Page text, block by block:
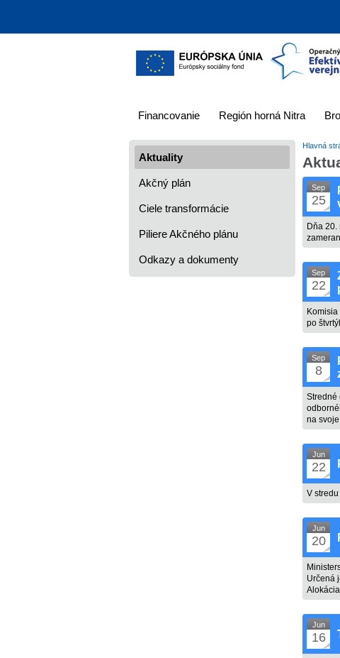
Financovanie Región horná Nitra
Aktuality
Akčný plán
Ciele transformácie
Piliere Akčného plánu
Odkazy a dokumenty
Hlavná
Sep
25
Dňa
Sep
22
po
Sep
8
Stredné
na
Jun
22
V
Jun
20
Určená
Jun
16